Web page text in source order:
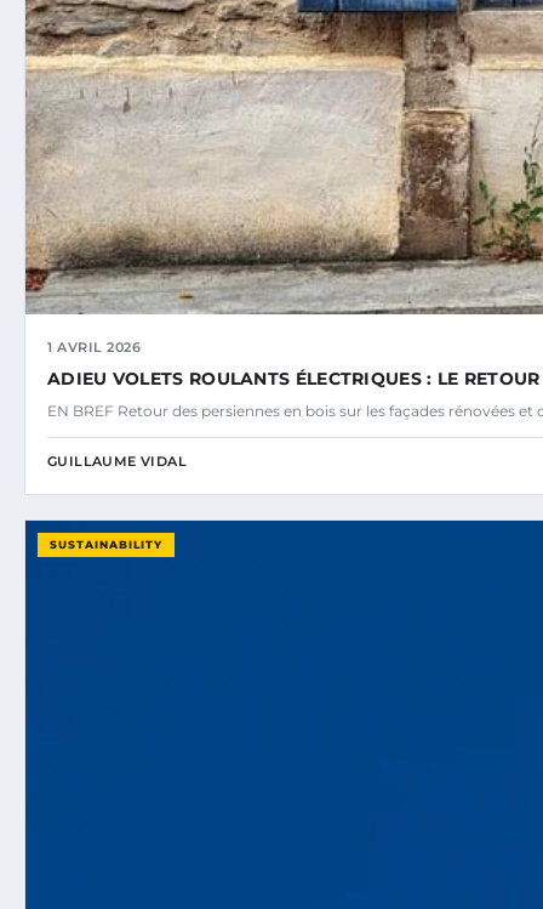
1 AVRIL 2026
ADIEU VOLETS ROULANTS ÉLECTRIQUES : LE
EN BREF Retour des persiennes en bois sur les façades rénovées
GUILLAUME VIDAL
SUSTAINABILITY